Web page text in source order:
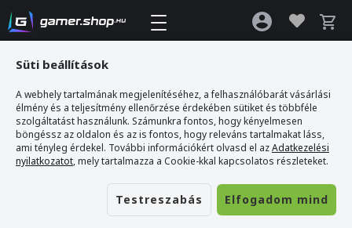
Gamer webshop >AUDEZE Maxwell PlayStation Gamer Fejhallgató
Süti beállítások
A webhely tartalmának megjelenítéséhez, a felhasználóbarát vásárlási
élmény és a teljesítmény ellenőrzése érdekében sütiket és többféle
szolgáltatást használunk. Számunkra fontos, hogy kényelmesen
böngéssz az oldalon és az is fontos, hogy releváns tartalmakat láss,
ami tényleg érdekel. További információkért olvasd el azAdatkezelési
nyilatkozatot, mely tartalmazza a Cookie-kkal kapcsolatos részleteket.
Testreszabás Elfogadom mind